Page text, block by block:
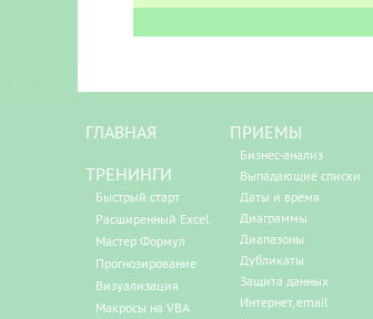
ГЛАВНАЯ
ТРЕНИНГИ
Быстрый старт
Расширенный Excel
Мастер Формул
Прогнозирование
Визуализация
Макросы на VBA
ПРИЕМЫ
Бизнес-анализ
Выпадающие списки
Даты и время
Диаграммы
Диапазоны
Дубликаты
Защита данных
Интернет, email